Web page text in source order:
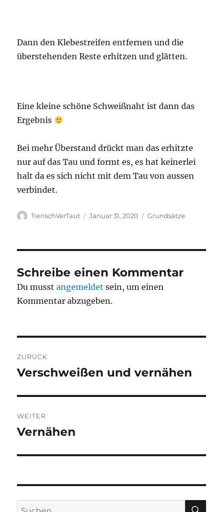
Dann den Klebestreifen entfernen und die
überstehenden Reste erhitzen und glätten.
Eine kleine schöne Schweißnaht ist dann das
Ergebnis
Bei mehr Überstand drückt man das erhitzte
nur auf das Tau und formt es, es hat keinerlei
halt da es sich nicht mit dem Tau von aussen
verbindet.
Autor
TierischVerTaut
Veröffentlicht
Januar 31, 2020 Kategorien
Grundsätze
Schreibe einen Kommentar
Du musstangemeldet sein, um einen
Kommentar abzugeben.
ZURÜCK
Vorheriger
Verschweißen und vernähen
WEITER
Nächster
Vernähen
Suchen